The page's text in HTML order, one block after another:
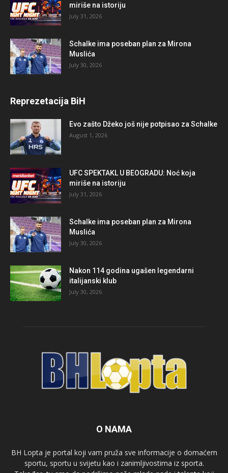
miriše na istoriju
July 31, 2026
Schalke ima poseban plan za Mirona
Muslića
July 30, 2026
Reprezetacija BiH
Evo zašto Džeko još nije potpisao za Schalke
August 1, 2026
UFC SPEKTAKL U BEOGRADU: Noć koja
miriše na istoriju
July 31, 2026
Schalke ima poseban plan za Mirona
Muslića
July 30, 2026
Nakon 114 godina ugašen legendarni
italijanski klub
July 30, 2026
O NAMA
BH Lopta je portal koji vam pruža sve informacije o domaćem
sportu, sportu u svijetu kao i zanimljivostima iz sporta.